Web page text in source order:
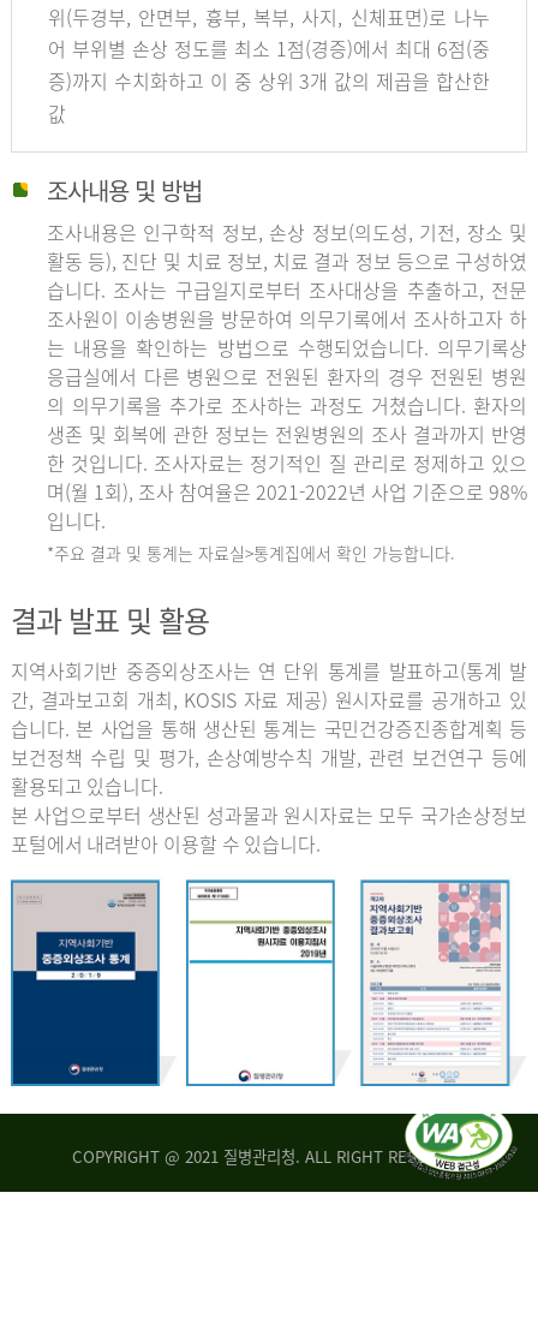
위(두경부, 안면부, 흉부, 복부, 사지, 신체표면)로 나누
어 부위별 손상 정도를 최소 1점(경증)에서 최대 6점(중
증)까지 수치화하고 이 중 상위 3개 값의 제곱을 합산한
값
조사내용 및 방법
조사내용은 인구학적 정보, 손상 정보(의도성, 기전, 장소 및
활동 등), 진단 및 치료 정보, 치료 결과 정보 등으로 구성하였
습니다. 조사는 구급일지로부터 조사대상을 추출하고, 전문
조사원이 이송병원을 방문하여 의무기록에서 조사하고자 하
는 내용을 확인하는 방법으로 수행되었습니다. 의무기록상
응급실에서 다른 병원으로 전원된 환자의 경우 전원된 병원
의 의무기록을 추가로 조사하는 과정도 거쳤습니다. 환자의
생존 및 회복에 관한 정보는 전원병원의 조사 결과까지 반영
한 것입니다. 조사자료는 정기적인 질 관리로 정제하고 있으
며(월 1회), 조사 참여율은 2021-2022년 사업 기준으로 98%
입니다.
*주요 결과 및 통계는 자료실>통계집에서 확인 가능합니다.
결과 발표 및 활용
지역사회기반 중증외상조사는 연 단위 통계를 발표하고(통계 발
간, 결과보고회 개최, KOSIS 자료 제공) 원시자료를 공개하고 있
습니다. 본 사업을 통해 생산된 통계는 국민건강증진종합계획 등
보건정책 수립 및 평가, 손상예방수칙 개발, 관련 보건연구 등에
활용되고 있습니다.
본 사업으로부터 생산된 성과물과 원시자료는 모두 국가손상정보
포털에서 내려받아 이용할 수 있습니다.
COPYRIGHT @ 2021 질병관리청. ALL RIGHT RESERVED